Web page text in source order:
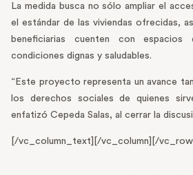
La medida busca no sólo ampliar el
el estándar de las viviendas ofrecidas,
beneficiarias cuenten con
condiciones dignas y saludables.
“Este proyecto representa un avance
los derechos sociales de quienes
enfatizó Cepeda Salas, al cerrar la
[/vc_column_text][/vc_column][/vc_row]